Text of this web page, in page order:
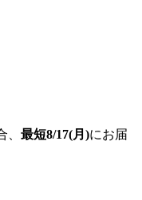
最短8/17(月)にお届